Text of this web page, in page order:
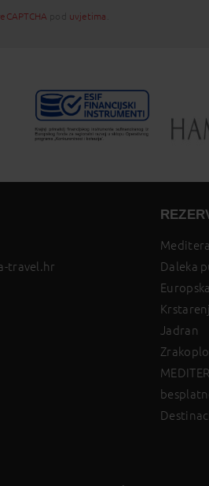
uvjetima
travel.hr
Daleka
Jadran